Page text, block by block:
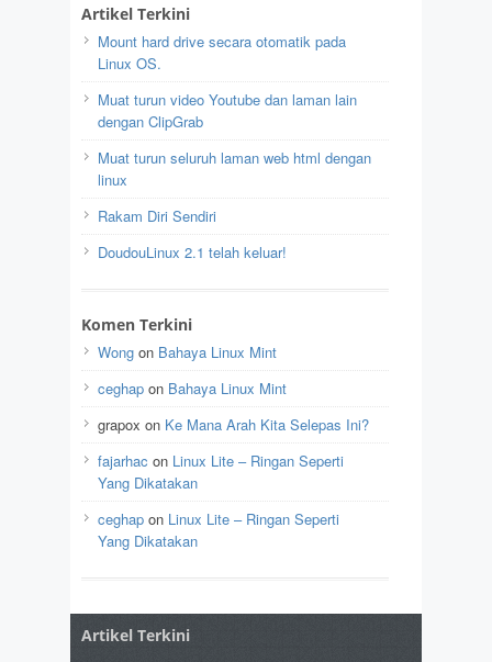
Artikel Terkini
Mount hard drive secara otomatik pada
Linux OS.
Muat turun video Youtube dan laman lain
dengan ClipGrab
Muat turun seluruh laman web html dengan
linux
Rakam Diri Sendiri
DoudouLinux 2.1 telah keluar!
Komen Terkini
Wong on Bahaya Linux Mint
ceghap on Bahaya Linux Mint
grapox on Ke Mana Arah Kita Selepas Ini?
fajarhac on Linux Lite – Ringan Seperti
Yang Dikatakan
ceghap on Linux Lite – Ringan Seperti
Yang Dikatakan
Artikel Terkini